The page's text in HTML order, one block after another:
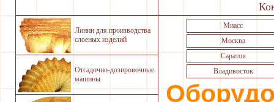
Линии для производства
слоеных изделий
Отсадочно-дозировочные
машины
Миасс
Москва
Саратов
Владивосток